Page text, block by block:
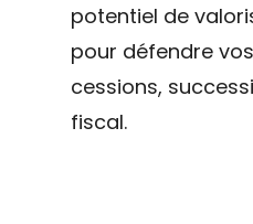
potentiel de
pour défendre
cessions,
fiscal.